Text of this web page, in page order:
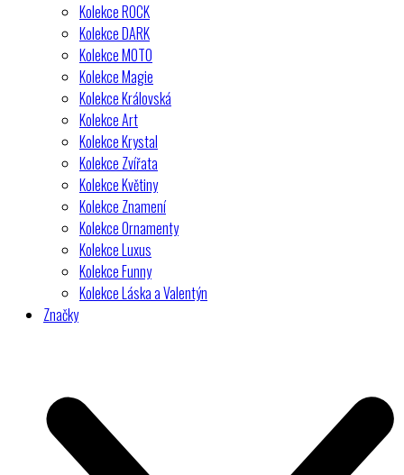
Kolekce ROCK
Kolekce DARK
Kolekce MOTO
Kolekce Magie
Kolekce Královská
Kolekce Art
Kolekce Krystal
Kolekce Zvířata
Kolekce Květiny
Kolekce Znamení
Kolekce Ornamenty
Kolekce Luxus
Kolekce Funny
Kolekce Láska a Valentýn
Značky